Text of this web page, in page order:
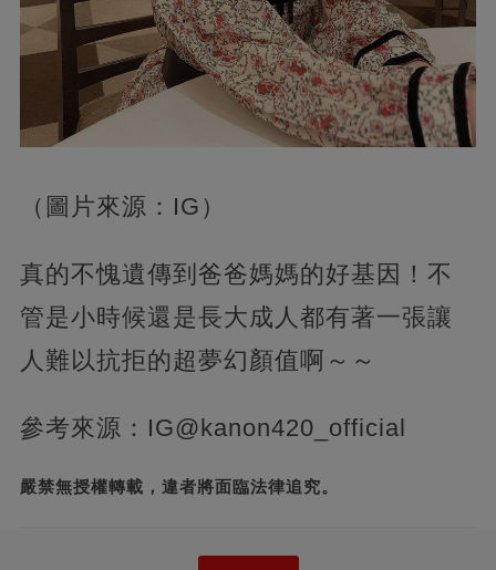
（圖片來源：IG）
真的不愧遺傳到爸爸媽媽的好基因！不
管是小時候還是長大成人都有著一張讓
人難以抗拒的超夢幻顏值啊～～
參考來源：IG@kanon420_official
嚴禁無授權轉載，違者將面臨法律追究。